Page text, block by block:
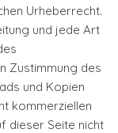
Urheberrecht.
und jede Art
Zustimmung des
und Kopien
kommerziellen
dieser Seite nicht